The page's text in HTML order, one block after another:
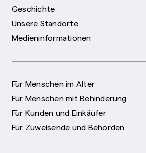
Geschichte
Unsere Standorte
Medieninformationen
Für Menschen im Alter
Für Menschen mit Behinderung
Für Kunden und Einkäufer
Für Zuweisende und Behörden